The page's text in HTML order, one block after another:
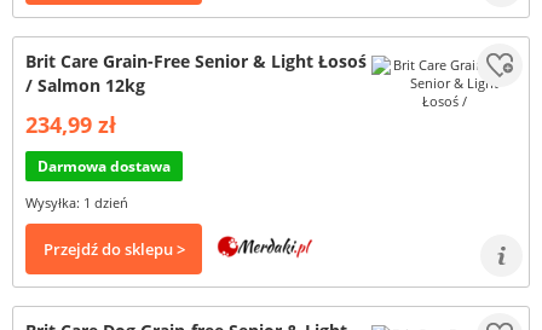
Brit Care Grain-Free Senior & Light Łosoś
/ Salmon 12kg
234,99 zł
Darmowa dostawa
Wysyłka: 1 dzień
Przejdź do sklepu >